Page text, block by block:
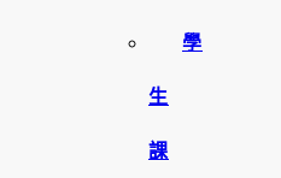
學
生
課